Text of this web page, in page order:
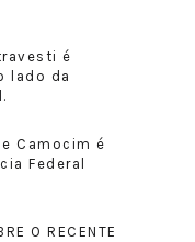
é
lado da
Camocim é
Federal
O RECENTE